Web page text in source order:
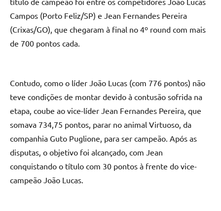
Campos (Porto Feliz/SP) e Jean Fernandes Pereira
(Crixas/GO), que chegaram à final no 4º round com mais
de 700 pontos cada.
Contudo, como o líder João Lucas (com 776 pontos) não
teve condições de montar devido à contusão sofrida na
etapa, coube ao vice-líder Jean Fernandes Pereira, que
somava 734,75 pontos, parar no animal Virtuoso, da
companhia Guto Puglione, para ser campeão. Após as
disputas, o objetivo foi alcançado, com Jean
conquistando o título com 30 pontos à frente do vice-
campeão João Lucas.